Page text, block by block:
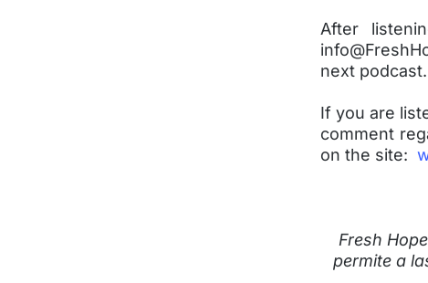
After
next podcast.
If you are
comment
on the site:
Fresh
permite a